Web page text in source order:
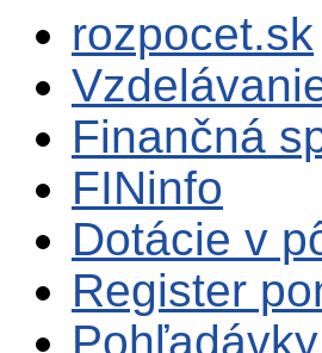
rozpocet.sk
Finančná
FINinfo
Dotácie v
Register